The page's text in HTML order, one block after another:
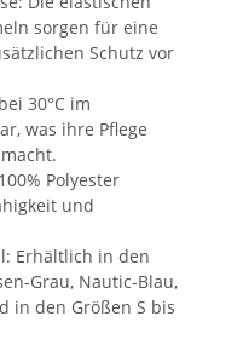
sorgen für eine
Schutz vor
30°C im
was ihre Pflege
Polyester
und
Erhältlich in den
Grau, Nautic-Blau,
in den Größen S bis